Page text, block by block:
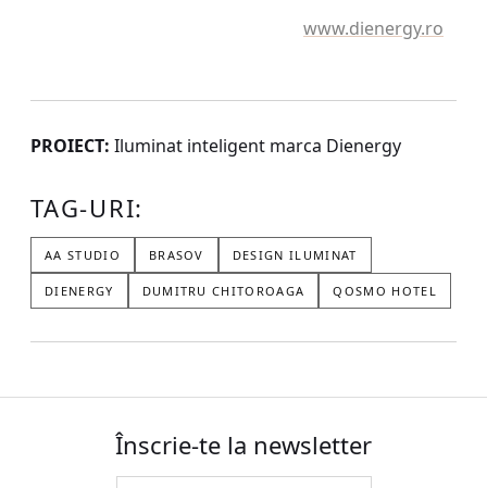
www.dienergy.ro
PROIECT: Iluminat inteligent marca Dienergy
TAG-URI:
AA STUDIO BRASOV DESIGN ILUMINAT
DIENERGY DUMITRU CHITOROAGA QOSMO HOTEL
Înscrie-te la newsletter